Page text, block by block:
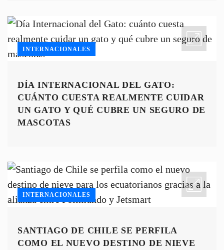
INTERNACIONALES
DÍA INTERNACIONAL DEL GATO:
CUÁNTO CUESTA REALMENTE CUIDAR
UN GATO Y QUÉ CUBRE UN SEGURO DE
MASCOTAS
INTERNACIONALES
SANTIAGO DE CHILE SE PERFILA
COMO EL NUEVO DESTINO DE NIEVE